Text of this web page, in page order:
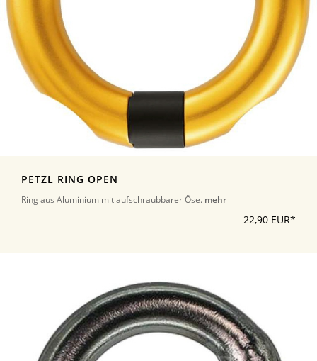
PETZL RING OPEN
Ring aus Aluminium mit aufschraubbarer Öse. mehr
22,90 EUR*